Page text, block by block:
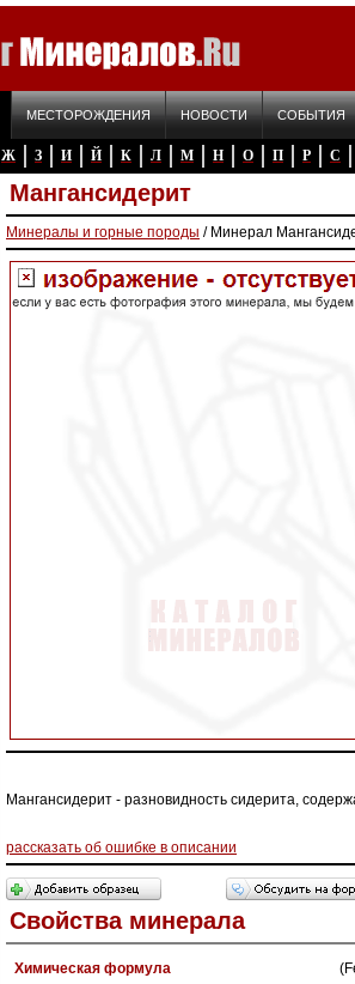
МЕСТОРОЖДЕНИЯ НОВОСТИ СОБЫТИЯ
Ж З И Й К Л М Н О П Р С
Мангансидерит
Минералы и горные породы / Минерал
Мангансидерит - разновидность сидерита,
рассказать об ошибке в описании
Свойства минерала
Химическая формула